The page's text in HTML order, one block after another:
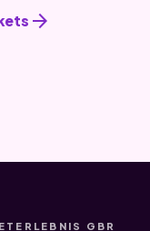
arrow_forward
GBR